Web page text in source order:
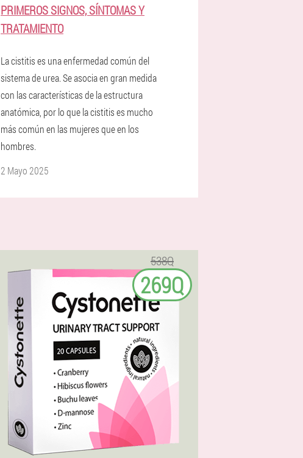
PRIMEROS SIGNOS, SÍNTOMAS Y
TRATAMIENTO
La cistitis es una enfermedad común del
sistema de urea. Se asocia en gran medida
con las características de la estructura
anatómica, por lo que la cistitis es mucho
más común en las mujeres que en los
hombres.
2 Mayo 2025
538Q
269Q